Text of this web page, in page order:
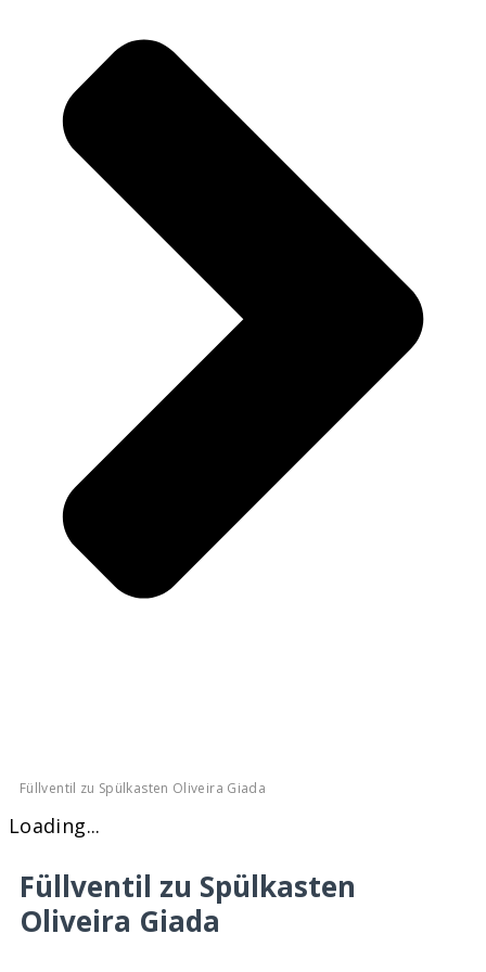
Füllventil zu Spülkasten Oliveira Giada
Loading...
Füllventil zu Spülkasten
Oliveira Giada